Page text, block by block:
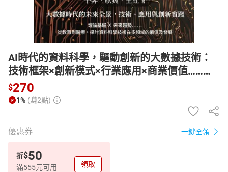
AI時代的資料科學，驅動創新的大數據技術：
技術框架×創新模式×行業應用×商業價值……整
合基礎概念、技術實踐與倫理挑戰，構建資料
驅動的未來【電子書】
$270
1% (賺2點)
優惠券 一鍵全領
折$50
滿555元可用 領取